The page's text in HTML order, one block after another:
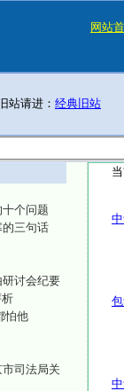
网站
站请进： 经典旧站
个问题
三句话
讨会纪要
怕他
司法局关